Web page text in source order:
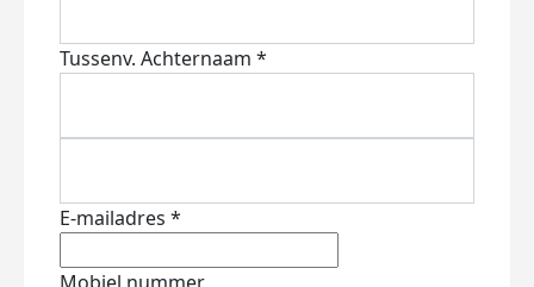
Tussenv. Achternaam *
E-mailadres *